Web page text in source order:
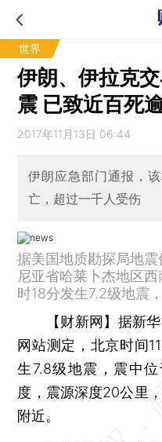
世界
伊朗、伊拉克
震 已致近百死
2017年11月13日 06:44
伊朗应急部门通报，
亡，超过一千人受伤
据美国地质勘探局地
尼亚省哈莱卜杰地区
时18分发生7.2级地震
【财新网】 据新
网站测定，北京时间
生7.8级地震，震中
度，震源深度20公里
附近。